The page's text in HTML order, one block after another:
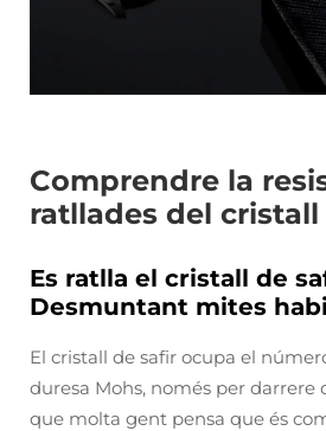
Comprendre la
ratllades del
Es ratlla el cristall de
Desmuntant mites
El cristall de safir ocupa el
duresa Mohs, només per darrere
que molta gent pensa que és